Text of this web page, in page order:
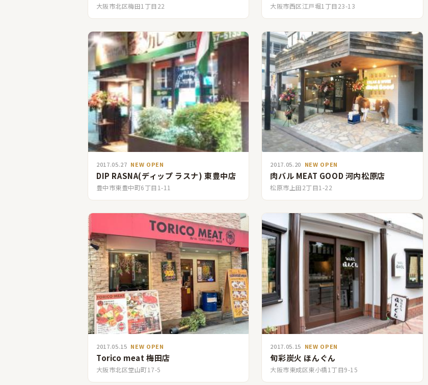
大阪市北区梅田1丁目22 大阪市西区江戸堀1丁目23-13
2017.05.27 NEW OPEN
DIP RASNA(ディップ ラスナ) 東豊中店
豊中市東豊中町6丁目1-11
2017.05.20 NEW OPEN
肉バル MEAT GOOD 河内松原店
松原市上田2丁目1-22
2017.05.15 NEW OPEN
Torico meat 梅田店
大阪市北区堂山町17-5
2017.05.15 NEW OPEN
旬彩炭火 ほんぐん
大阪市東成区東小橋1丁目9-15